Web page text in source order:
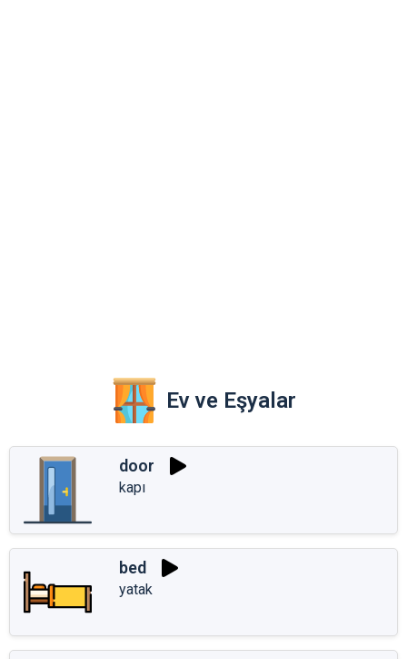
Ev ve Eşyalar
door
kapı
bed
yatak